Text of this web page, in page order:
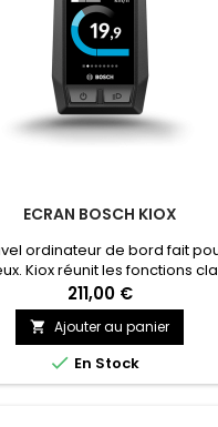
ECRAN BOSCH KIOX
ordinateur de bord fait
Kiox réunit les fonctions
bord, tout en vous ouvrant
grâce à l'application pour
de conduite sont
et grâce à la
séparée,...
211,00 €
 Ajouter au panier
 En Stock